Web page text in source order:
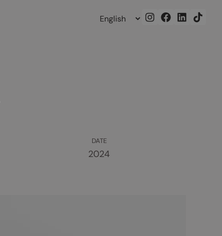
DATE
2024